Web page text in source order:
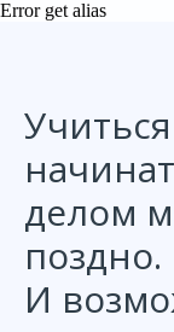
Error get alias
делом
поздно.
И